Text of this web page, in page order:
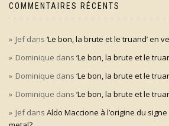
COMMENTAIRES RÉCENTS
Jefdans ‘Le bon, la brute et le truand’ en
Dominique dans ‘Le bon, la brute et le
Dominique dans ‘Le bon, la brute et le
Dominique dans ‘Le bon, la brute et le
Jefdans Aldo Maccione à l’origine du